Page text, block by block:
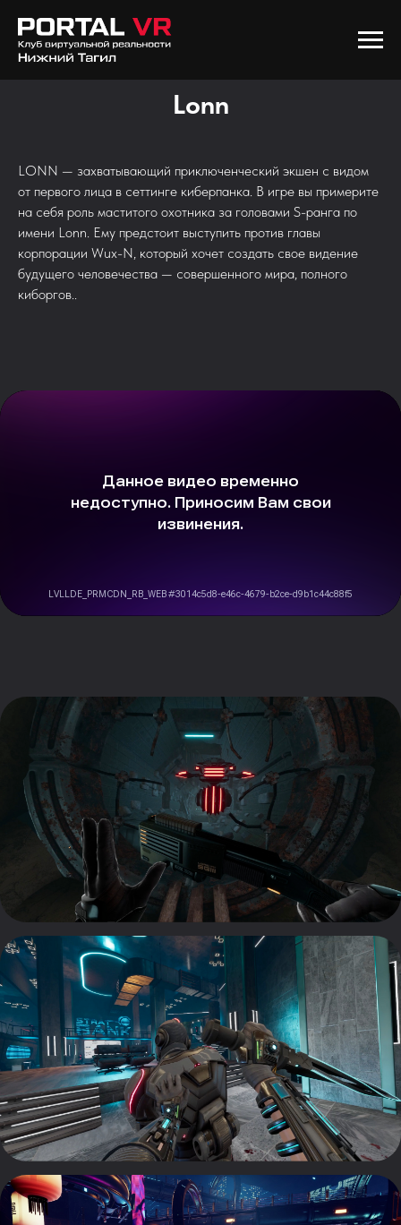
Lonn
LONN — захватывающий приключенческий экшен с видом
от первого лица в сеттинге киберпанка. В игре вы примерите
на себя роль маститого охотника за головами S-ранга по
имени Lonn. Ему предстоит выступить против главы
корпорации Wux-N, который хочет создать свое видение
будущего человечества — совершенного мира, полного
киборгов..